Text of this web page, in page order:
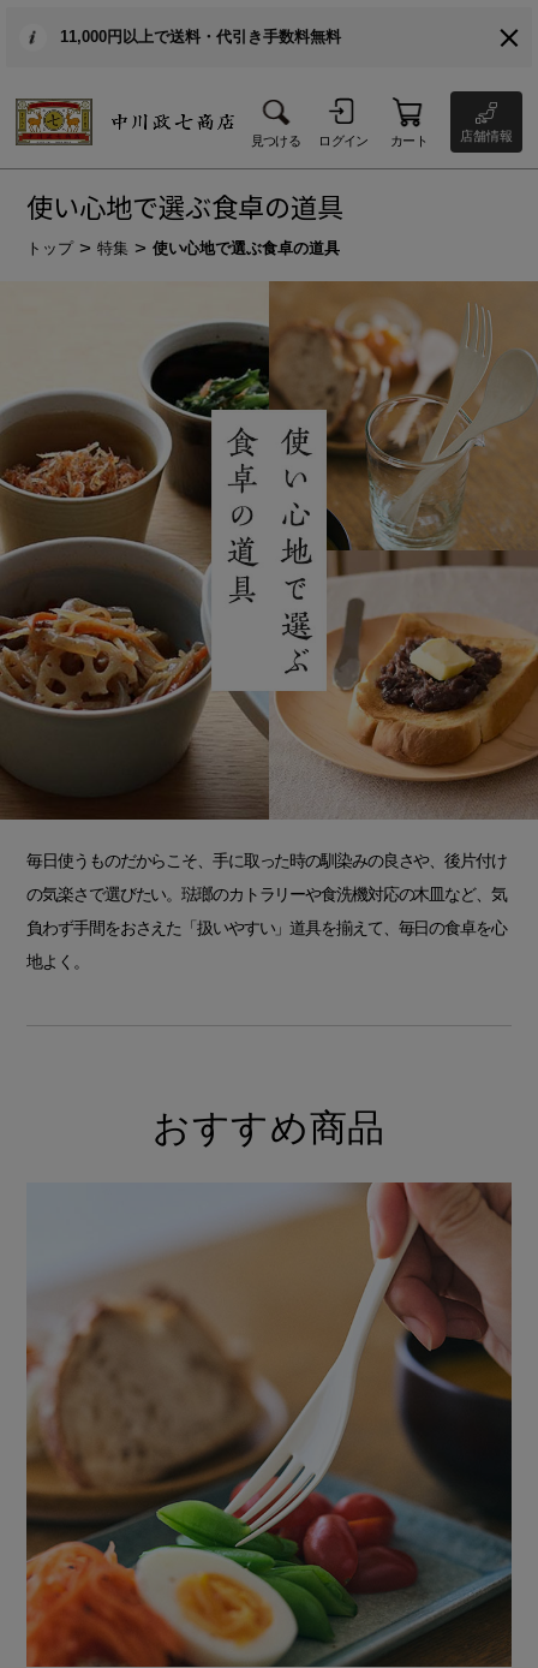
11,000円以上で送料・代引き手数料無料
見つける ログイン カート 店舗情報
使い心地で選ぶ食卓の道具
トップ 特集 使い心地で選ぶ食卓の道具
毎日使うものだからこそ、手に取った時の馴染みの良さや、後片付け
の気楽さで選びたい。琺瑯のカトラリーや食洗機対応の木皿など、気
負わず手間をおさえた「扱いやすい」道具を揃えて、毎日の食卓を心
地よく。
おすすめ商品